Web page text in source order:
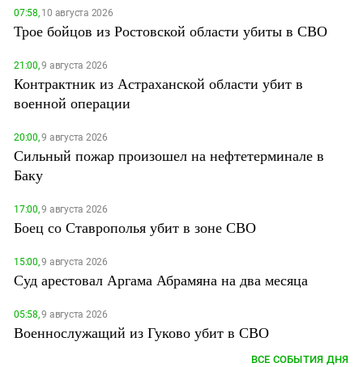
07:58,10 августа 2026
Трое бойцов из Ростовской области убиты в СВО
21:00,9 августа 2026
Контрактник из Астраханской области убит в
военной операции
20:00,9 августа 2026
Сильный пожар произошел на нефтетерминале в
Баку
17:00,9 августа 2026
Боец со Ставрополья убит в зоне СВО
15:00,9 августа 2026
Суд арестовал Аргама Абрамяна на два месяца
05:58,9 августа 2026
Военнослужащий из Гуково убит в СВО
ВСЕ СОБЫТИЯ ДНЯ